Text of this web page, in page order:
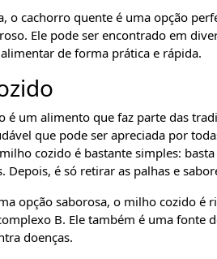
o cachorro quente é uma opção
Ele pode ser encontrado em
de forma prática e rápida.
é um alimento que faz parte das
que pode ser apreciada por
cozido é bastante simples:
Depois, é só retirar as palhas e
opção saborosa, o milho cozido é
B. Ele também é uma fonte
doenças.